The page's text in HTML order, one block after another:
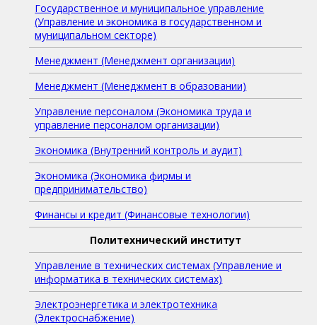
Государственное и муниципальное управление
(Управление и экономика в государственном и
муниципальном секторе)
Менеджмент (Менеджмент организации)
Менеджмент (Менеджмент в образовании)
Управление персоналом (Экономика труда и
управление персоналом организации)
Экономика (Внутренний контроль и аудит)
Экономика (Экономика фирмы и
предпринимательство)
Финансы и кредит (Финансовые технологии)
Политехнический институт
Управление в технических системах (Управление и
информатика в технических системах)
Электроэнергетика и электротехника
(Электроснабжение)